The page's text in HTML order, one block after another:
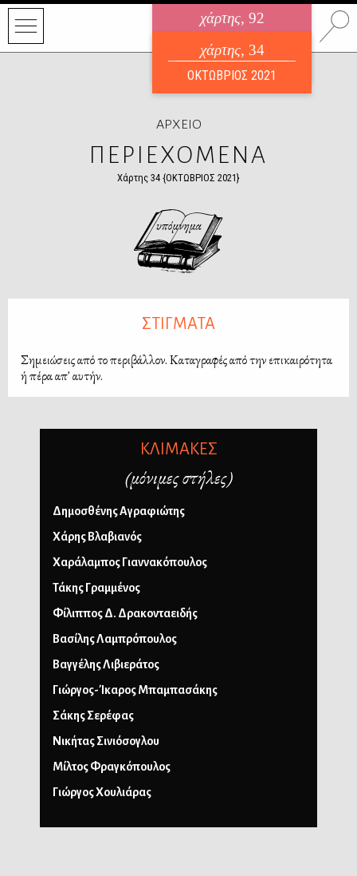
χάρτης, 92
ηλεκτρονικό περιοδικό
ΑΥΓΟΥΣΤΟΣ 2026
χάρτης, 34
ΟΚΤΩΒΡΙΟΣ 2021
ΑΡΧΕΙΟ
ΠΕΡΙΕΧΟΜΕΝΑ
Χάρτης 34 {ΟΚΤΩΒΡΙΟΣ 2021}
ΣΤΙΓΜΑΤΑ
Σημειώσεις από το περιβάλλον. Καταγραφές από την επικαιρότητα
ή πέρα απ' αυτήν.
ΚΛΙΜΑΚΕΣ
(μόνιμες στήλες)
Δημοσθένης Αγραφιώτης
Χάρης Βλαβιανός
Χαράλαμπος Γιαννακόπουλος
Τάκης Γραμμένος
Φίλιππος Δ. Δρακονταειδής
Βασίλης Λαμπρόπουλος
Βαγγέλης Λιβιεράτος
Γιώργος-Ίκαρος Μπαμπασάκης
Σάκης Σερέφας
Νικήτας Σινιόσογλου
Μίλτος Φραγκόπουλος
Γιώργος Χουλιάρας